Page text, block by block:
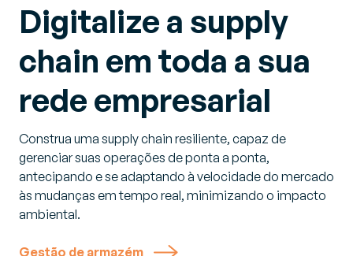
Digitalize a supply
chain em toda a sua
rede empresarial
Construa uma supply chain resiliente, capaz de
gerenciar suas operações de ponta a ponta,
antecipando e se adaptando à velocidade do mercado
às mudanças em tempo real, minimizando o impacto
ambiental.
Gestão de armazém